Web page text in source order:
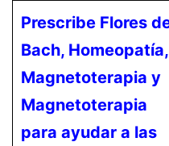
Prescribe Flores
Bach, Homeopatía,
Magnetoterapia y
Magnetoterapia
para ayudar a las